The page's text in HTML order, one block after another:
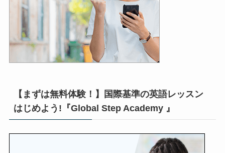
【まずは無料体験！】国際基準の英語レッスン
はじめよう!『Global Step Academy 』